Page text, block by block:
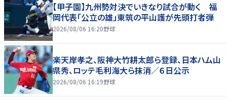
【甲子園】九州勢対決でいきなり試合が動く 福
岡代表「公立の雄」東筑の平山護が先頭打者弾
2026/08/06 16:20野球
楽天岸孝之、阪神大竹耕太郎ら登録、日本ハム山
県秀、ロッテ毛利海大ら抹消／６日公示
2026/08/06 16:19野球